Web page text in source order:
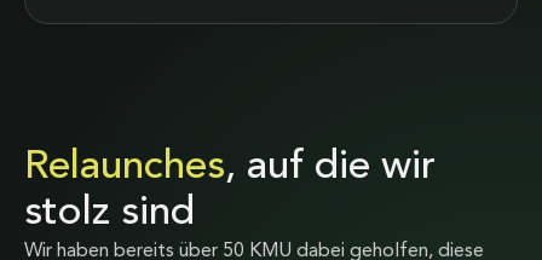
Relaunches, auf die wir
stolz sind
Wir haben bereits über 50 KMU dabei geholfen, diese